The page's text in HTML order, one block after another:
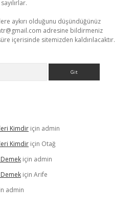
aykırı olduğunu düşündüğünüz
adresine bildirmeniz
içerisinde sitemizden kaldırılacaktır.
Kimdir için admin
Kimdir için Otağ
için admin
için Arife
admin